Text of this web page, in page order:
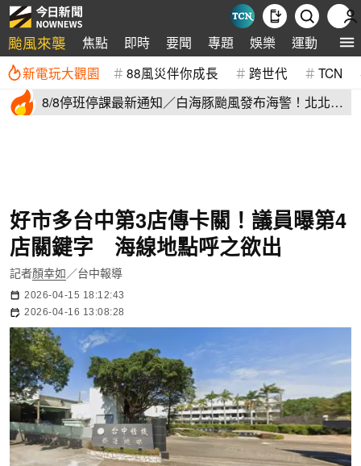
颱風來襲 焦點 即時 要聞 專題 娛樂 運動 全球
新電玩大觀園 88風災伴你成長 跨世代 TCN
8/8停班停課最新通知／白海豚颱風發布海警！北北基
好市多台中第3店傳卡關！議員曝第4
店關鍵字 海線地點呼之欲出
記者顏幸如 ／台中報導
2026-04-15 18:12:43
2026-04-16 13:08:28